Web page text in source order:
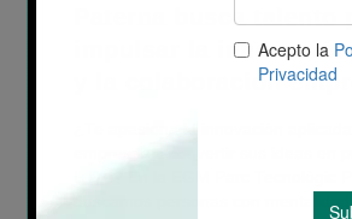
Paterna busca talento
impulsar la innovación
y la colaboración
buscamos personas con mentalidad